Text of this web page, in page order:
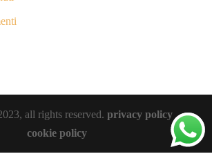
all rights reserved.privacy policy
cookie policy